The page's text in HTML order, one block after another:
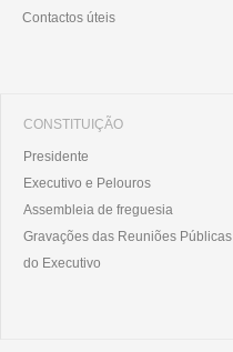
Contactos úteis
CONSTITUIÇÃO
Presidente
Executivo e Pelouros
Assembleia de freguesia
Gravações das Reuniões Públicas
do Executivo